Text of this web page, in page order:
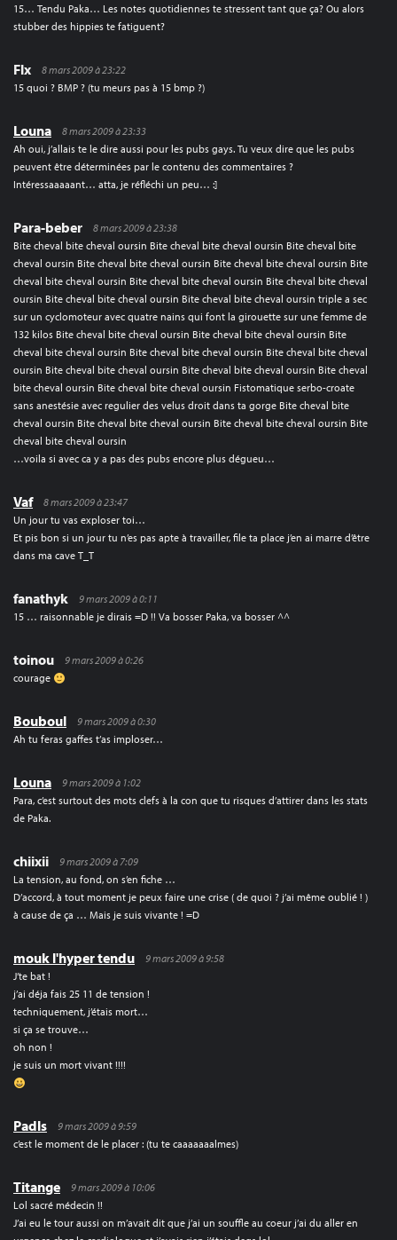
15… Tendu Paka… Les notes quotidiennes te stressent tant que ça? Ou alors
stubber des hippies te fatiguent?
Flx
8 mars 2009 à 23:22
15 quoi ? BMP ? (tu meurs pas à 15 bmp ?)
Louna
8 mars 2009 à 23:33
Ah oui, j’allais te le dire aussi pour les pubs gays. Tu veux dire que les pubs
peuvent être déterminées par le contenu des commentaires ?
Intéressaaaaant… atta, je réfléchi un peu… :]
Para-beber
8 mars 2009 à 23:38
Bite cheval bite cheval oursin Bite cheval bite cheval oursin Bite cheval bite
cheval oursin Bite cheval bite cheval oursin Bite cheval bite cheval oursin Bite
cheval bite cheval oursin Bite cheval bite cheval oursin Bite cheval bite cheval
oursin Bite cheval bite cheval oursin Bite cheval bite cheval oursin triple a sec
sur un cyclomoteur avec quatre nains qui font la girouette sur une femme de
132 kilos Bite cheval bite cheval oursin Bite cheval bite cheval oursin Bite
cheval bite cheval oursin Bite cheval bite cheval oursin Bite cheval bite cheval
oursin Bite cheval bite cheval oursin Bite cheval bite cheval oursin Bite cheval
bite cheval oursin Bite cheval bite cheval oursin Fistomatique serbo-croate
sans anestésie avec regulier des velus droit dans ta gorge Bite cheval bite
cheval oursin Bite cheval bite cheval oursin Bite cheval bite cheval oursin Bite
cheval bite cheval oursin
…voila si avec ca y a pas des pubs encore plus dégueu…
Vaf
8 mars 2009 à 23:47
Un jour tu vas exploser toi…
Et pis bon si un jour tu n’es pas apte à travailler, file ta place j’en ai marre d’être
dans ma cave T_T
fanathyk
9 mars 2009 à 0:11
15 … raisonnable je dirais =D !! Va bosser Paka, va bosser ^^
toinou
9 mars 2009 à 0:26
courage
Bouboul
9 mars 2009 à 0:30
Ah tu feras gaffes t’as imploser…
Louna
9 mars 2009 à 1:02
Para, c’est surtout des mots clefs à la con que tu risques d’attirer dans les stats
de Paka.
chiixii
9 mars 2009 à 7:09
La tension, au fond, on s’en fiche …
D’accord, à tout moment je peux faire une crise ( de quoi ? j’ai même oublié ! )
à cause de ça … Mais je suis vivante ! =D
mouk l'hyper tendu
9 mars 2009 à 9:58
J’te bat !
j’ai déja fais 25 11 de tension !
techniquement, j’étais mort…
si ça se trouve…
oh non !
je suis un mort vivant !!!!
Padls
9 mars 2009 à 9:59
c’est le moment de le placer : (tu te caaaaaaalmes)
Titange
9 mars 2009 à 10:06
Lol sacré médecin !!
J’ai eu le tour aussi on m’avait dit que j’ai un souffle au coeur j’ai du aller en